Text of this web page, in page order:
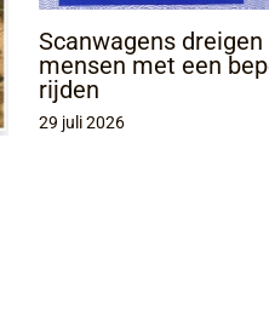
Scanwagens
mensen met een
rijden
29 juli 2026